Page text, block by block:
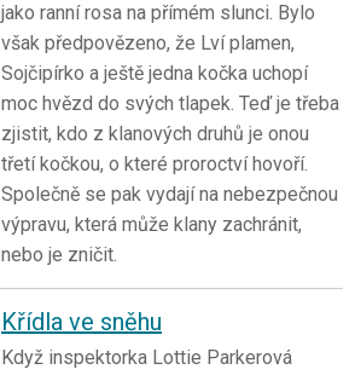
jako ranní rosa na přímém slunci. Bylo
však předpovězeno, že Lví plamen,
Sojčipírko a ještě jedna kočka uchopí
moc hvězd do svých tlapek. Teď je třeba
zjistit, kdo z klanových druhů je onou
třetí kočkou, o které proroctví hovoří.
Společně se pak vydají na nebezpečnou
výpravu, která může klany zachránit,
nebo je zničit.
Křídla ve sněhu
Když inspektorka Lottie Parkerová